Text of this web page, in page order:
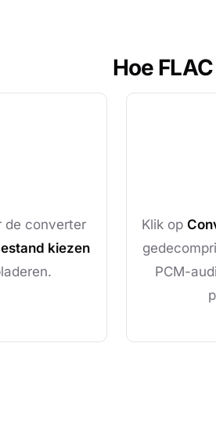
Hoe
de converter
kiezen
Klik op
PCM-